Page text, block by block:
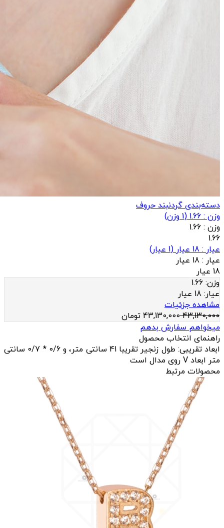
دسته‌بندی گردنبند حروف
وزن : 1.66
(
1 وزن)
وزن : 1.66
1.66
عيار : 18 عیار
(
1 عيار)
عيار : 18 عیار
18 عیار
وزن: 1.66
عيار: 18 عیار
مشاهده جزئیات
43,130,000
43,130,000 تومان
میخواهم سفارش بدهم
راهنمای انتخاب محصول
ابعاد تقریبی: طول زنجیر تقریبا 41 سانتی متر، و 0/6 * 0/7 سانتی
متر ابعاد V روی مدال است
محصولات مرتبط